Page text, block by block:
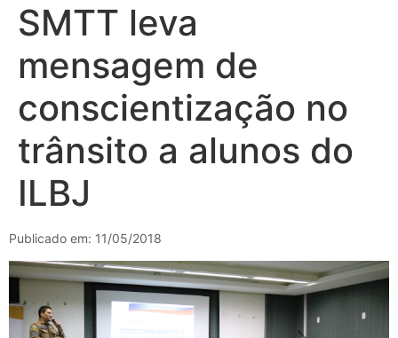
SMTT leva
mensagem de
conscientização no
trânsito a alunos do
ILBJ
Publicado em: 11/05/2018